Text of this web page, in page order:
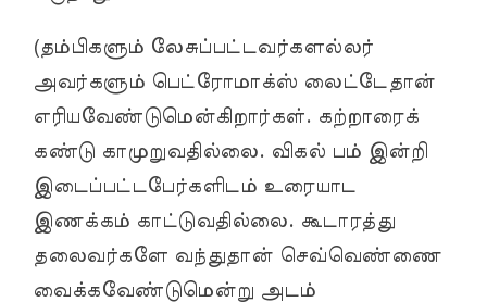
(தம்பிகளும் லேசுப்பட்டவர்களல்லர்
அவர்களும் பெட்ரோமாக்ஸ் லைட்டேதான்
எரியவேண்டுமென்கிறார்கள். கற்றாரைக்
கண்டு காமுறுவதில்லை. விகல் பம் இன்றி
இடைப்பட்டபேர்களிடம் உரையாட
இணக்கம் காட்டுவதில்லை. கூடாரத்து
தலைவர்களே வந்துதான் செவ்வெண்ணை
வைக்கவேண்டுமென்று அடம்